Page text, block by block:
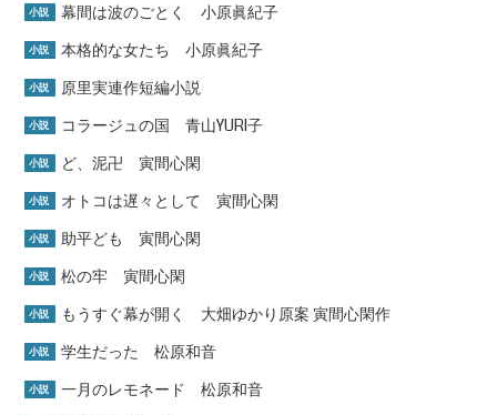
小説 幕間は波のごとく 小原眞紀子
小説 本格的な女たち 小原眞紀子
小説 原里実連作短編小説
小説 コラージュの国 青山YURI子
小説 ど、泥卍 寅間心閑
小説 オトコは遅々として 寅間心閑
小説 助平ども 寅間心閑
小説 松の牢 寅間心閑
小説 もうすぐ幕が開く 大畑ゆかり原案 寅間心閑作
小説 学生だった 松原和音
小説 一月のレモネード 松原和音